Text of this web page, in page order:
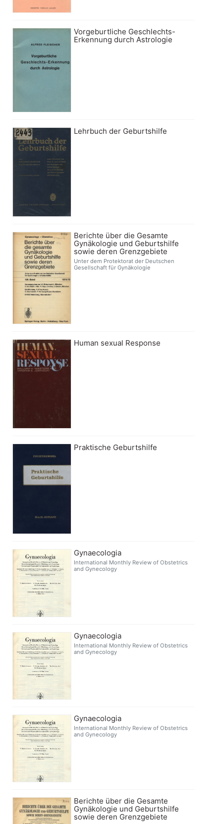
Vorgeburtliche Geschlechts-
Erkennung durch Astrologie
Lehrbuch der Geburtshilfe
Berichte über die Gesamte
Gynäkologie und Geburtshilfe
sowie deren Grenzgebiete
Unter dem Protektorat der Deutschen
Gesellschaft für Gynäkologie
Human sexual Response
Praktische Geburtshilfe
Gynaecologia
International Monthly Review of Obstetrics
and Gynecology
Gynaecologia
International Monthly Review of Obstetrics
and Gynecology
Gynaecologia
International Monthly Review of Obstetrics
and Gynecology
Berichte über die Gesamte
Gynäkologie und Geburtshilfe
sowie deren Grenzgebiete